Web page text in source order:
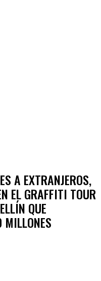
A EXTRANJEROS,
EL GRAFFITI TOUR
QUE